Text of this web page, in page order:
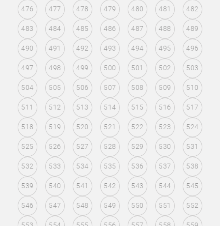
476 477 478 479 480 481 482
483 484 485 486 487 488 489
490 491 492 493 494 495 496
497 498 499 500 501 502 503
504 505 506 507 508 509 510
511 512 513 514 515 516 517
518 519 520 521 522 523 524
525 526 527 528 529 530 531
532 533 534 535 536 537 538
539 540 541 542 543 544 545
546 547 548 549 550 551 552